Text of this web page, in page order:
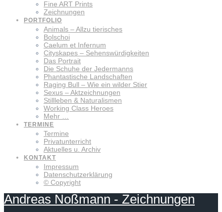
Fine ART Prints
Zeichnungen
PORTFOLIO
Animals – Allzu tierisches
Bolschoi
Caelum et Infernum
Cityskapes – Sehenswürdigkeiten
Das Portrait
Die Schuhe der Jedermanns
Phantastische Landschaften
Raging Bull – Wie ein wilder Stier
Sexus – Aktzeichnungen
Stillleben & Naturalismen
Working Class Heroes
Mehr …
TERMINE
Termine
Privatunterricht
Aktuelles u. Archiv
KONTAKT
Impressum
Datenschutzerklärung
© Copyright
Andreas Noßmann - Zeichnungen